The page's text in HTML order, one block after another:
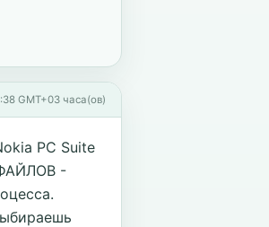
GMT+03 часа(ов)
PC Suite
-